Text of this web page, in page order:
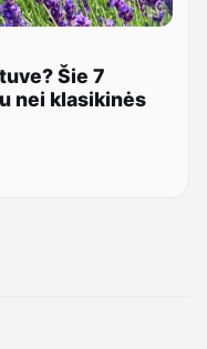
Šie 7
nei klasikinės